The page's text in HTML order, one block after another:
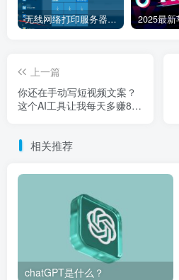
无线网络打印服务器连接和添加打印机教程
上一篇
你还在手动写短视频文案？
这个AI工具让我每天多赚87
相关推荐
chatGPT是什么？